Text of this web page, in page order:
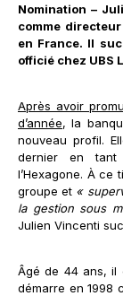
Nomination –
comme
en France. Il
officié chez UBS
Après avoir
d’année, la
nouveau profil.
dernier en tant
l’Hexagone. À ce
groupe et «
la gestion sous
Julien Vincenti
Âgé de 44 ans, il
démarre en 1998